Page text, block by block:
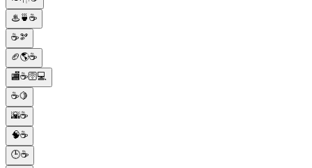
♨🍵☕
☕🫘
🏈🌎☕
🏬☕🛜💻
☕🍋
🌇☕
🧠☕
🕒☕